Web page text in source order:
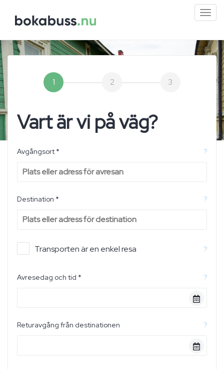
1 2 3
Vart är vi på väg?
Avgångsort * ?
Destination * ?
Transporten är en enkel resa ?
Avresedag och tid * ?
Returavgång från destinationen ?